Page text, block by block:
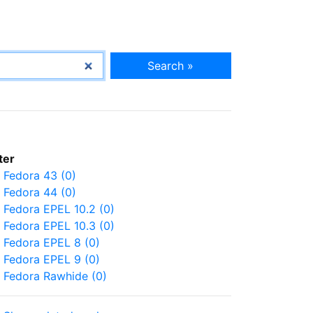
Search »
Fedora 43 (0)
Fedora 44 (0)
Fedora EPEL 10.2 (0)
Fedora EPEL 10.3 (0)
Fedora EPEL 8 (0)
Fedora EPEL 9 (0)
Fedora Rawhide (0)